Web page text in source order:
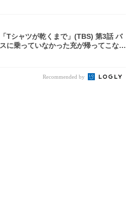
「Tシャツが乾くまで」(TBS) 第3話 バ
スに乗っていなかった充が帰ってこな
Recommended by